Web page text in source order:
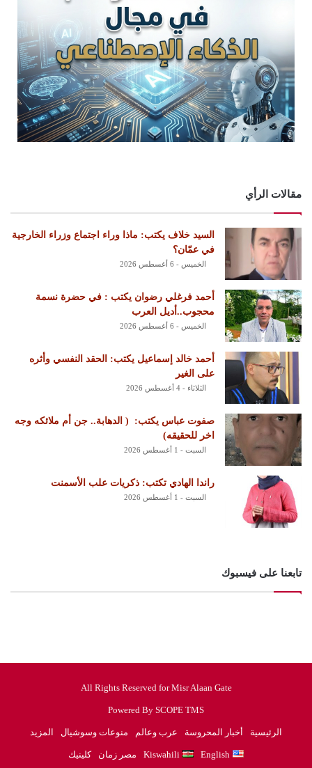
مقالات الرأي
السيد خلاف يكتب: ماذا وراء اجتماع وزراء الخارجية
في عمّان؟
الخميس - 6 أغسطس 2026
أحمد فرغلي رضوان يكتب : في حضرة نسمة
محجوب..أديل العرب
الخميس - 6 أغسطس 2026
أحمد خالد إسماعيل يكتب: الحقد النفسي وأثره
على الغير
الثلاثاء - 4 أغسطس 2026
‏صفوت عباس يكتب: ‏ ‏( الدهابة.. جن أم ملائكه وجه
اخر للحقيقه)
السبت - 1 أغسطس 2026
راندا الهادي تكتب: ذكريات علب الأسمنت
السبت - 1 أغسطس 2026
تابعنا على فيسبوك
All Rights Reserved for Misr Alaan Gate
Powered By SCOPE TMS
الرئيسية أخبار المحروسة عرب وعالم منوعات وسوشيال المزيد
English
Kiswahili مصر زمان كلينيك